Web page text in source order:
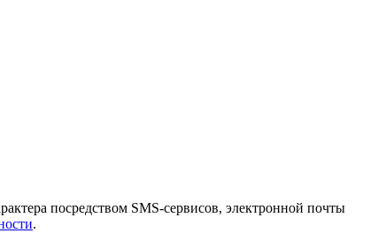
посредством SMS-сервисов, электронной почты
.